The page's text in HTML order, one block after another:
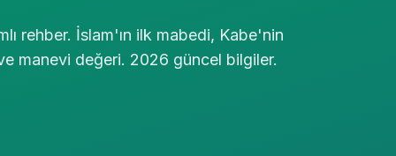
rehber. İslam'ın ilk mabedi, Kabe'nin
manevi değeri. 2026 güncel bilgiler.